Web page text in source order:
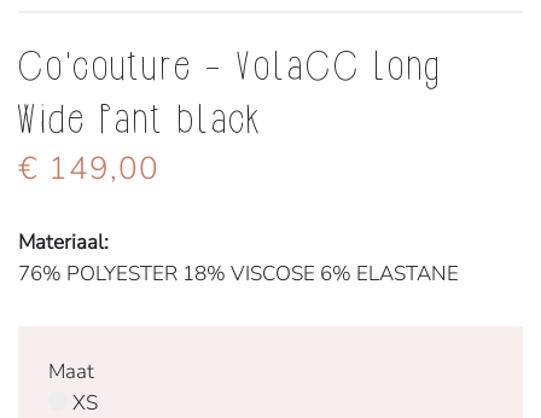
Co'couture - VolaCC Long
Wide Pant black
€ 149,00
Materiaal:
76% POLYESTER 18% VISCOSE 6% ELASTANE
Maat
XS